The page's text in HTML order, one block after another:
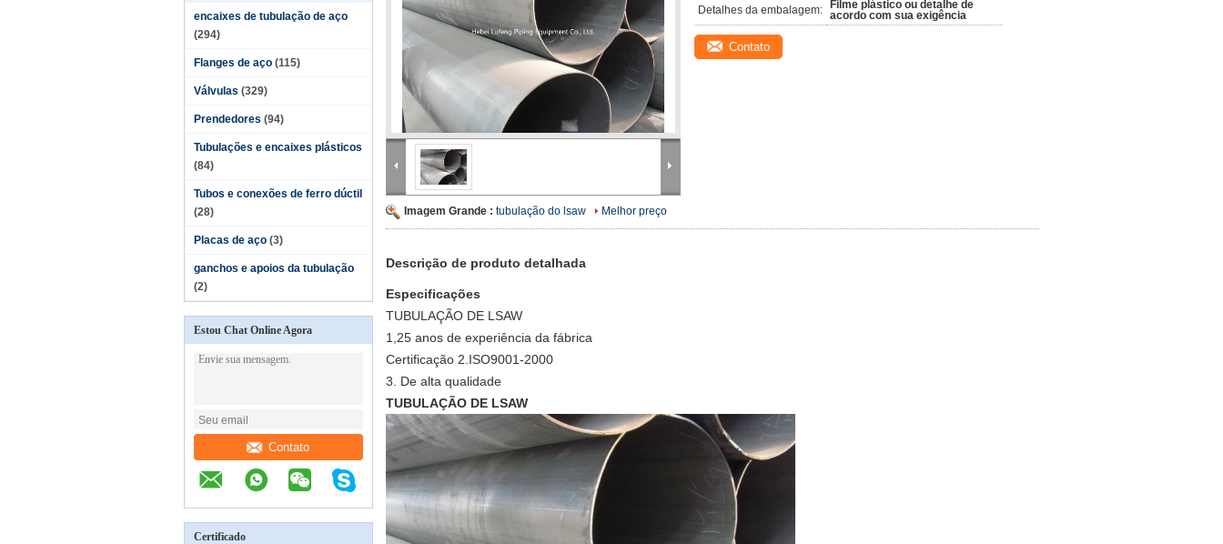
encaixes de tubulação de aço
(294)
Flanges de aço (115)
Válvulas (329)
Prendedores (94)
Tubulações e encaixes plásticos
(84)
Tubos e conexões de ferro dúctil
(28)
Placas de aço (3)
ganchos e apoios da tubulação
(2)
Estou Chat Online Agora
Contato
Certificado
Imagem Grande : tubulação do lsaw Melhor preço
Detalhes da embalagem:
Filme plástico ou detalhe de
acordo com sua exigência
Contato
Descrição de produto detalhada
Especificações
TUBULAÇÃO DE LSAW
1,25 anos de experiência da fábrica
Certificação 2.ISO9001-2000
3. De alta qualidade
TUBULAÇÃO DE LSAW